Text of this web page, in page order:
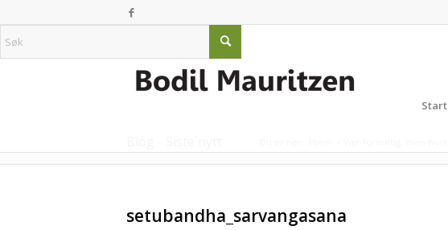
Start
setubandha_sarvangasana